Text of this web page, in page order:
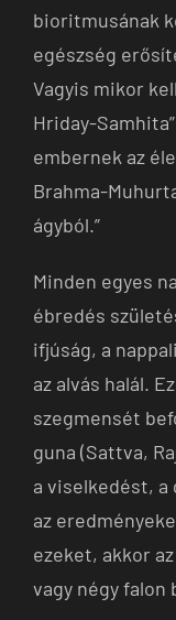
bioritmusának
egészség
Vagyis mikor
Hriday-
embernek az
Brahma-
ágyból.”
Minden egyes
ébredés
ifjúság, a
az alvás halál.
szegmensét
guna (Sattva,
a viselkedést,
az
ezeket, akkor
vagy négy falon